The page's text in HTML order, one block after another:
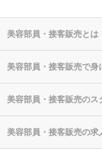
美容部員・接客販売とは
美容部員・接客販売で身
美容部員・接客販売のス
美容部員・接客販売の求